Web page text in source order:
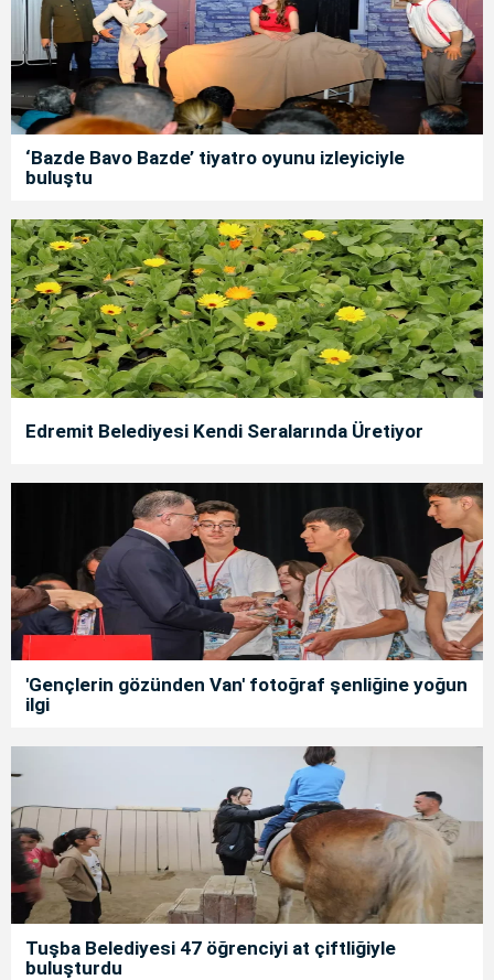
‘Bazde Bavo Bazde’ tiyatro oyunu izleyiciyle
buluştu
Edremit Belediyesi Kendi Seralarında Üretiyor
'Gençlerin gözünden Van' fotoğraf şenliğine yoğun
ilgi
Tuşba Belediyesi 47 öğrenciyi at çiftliğiyle
buluşturdu